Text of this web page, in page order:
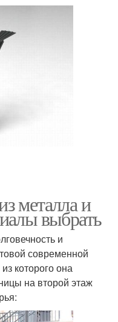
металла и
выбрать
и
современной
которого она
на второй этаж